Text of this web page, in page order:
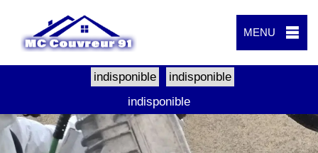
MENU
indisponible
indisponible
indisponible